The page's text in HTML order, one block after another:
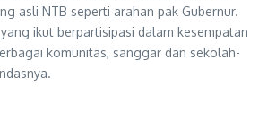
asli NTB seperti arahan pak Gubernur.
ikut berpartisipasi dalam kesempatan
komunitas, sanggar dan sekolah-